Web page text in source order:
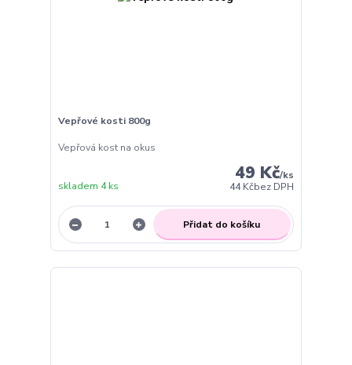
Vepřové kosti 800g
Vepřová kost na okus
49 Kč/ks
44 Kčbez DPH
skladem 4 ks
Přidat do košíku